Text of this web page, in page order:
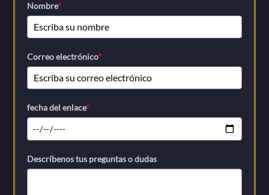
Nombre*
Correo electrónico*
fecha del enlace*
Descríbenos tus preguntas o dudas